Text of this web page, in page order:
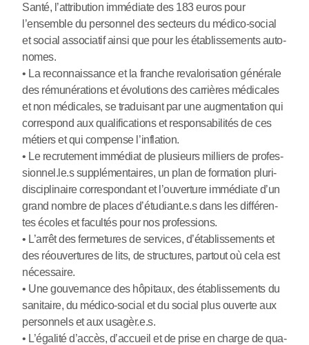
Santé, l’attri­bu­tion immé­diate des 183 euros pour
l’ensem­ble du per­son­nel des sec­teurs du médico-social
et social asso­cia­tif ainsi que pour les établissements auto­
no­mes.
• La reconnais­sance et la fran­che reva­lo­ri­sa­tion géné­rale
des rému­né­ra­tions et évolutions des car­riè­res médi­ca­les
et non médi­ca­les, se tra­dui­sant par une aug­men­ta­tion qui
cor­res­pond aux qua­li­fi­ca­tions et res­pon­sa­bi­li­tés de ces
métiers et qui com­pense l’infla­tion.
• Le recru­te­ment immé­diat de plu­sieurs mil­liers de pro­fes­
sion­nel.le.s sup­plé­men­tai­res, un plan de for­ma­tion plu­ri­
dis­ci­pli­naire cor­res­pon­dant et l’ouver­ture immé­diate d’un
grand nombre de places d’étudiant.e.s dans les dif­fé­ren­
tes écoles et facultés pour nos pro­fes­sions.
• L’arrêt des fer­me­tu­res de ser­vi­ces, d’établissements et
des réou­ver­tu­res de lits, de struc­tu­res, par­tout où cela est
néces­saire.
• Une gou­ver­nance des hôpi­taux, des établissements du
sani­taire, du médico-social et du social plus ouverte aux
per­son­nels et aux usagèr.e.s.
• L’égalité d’accès, d’accueil et de prise en charge de qua­